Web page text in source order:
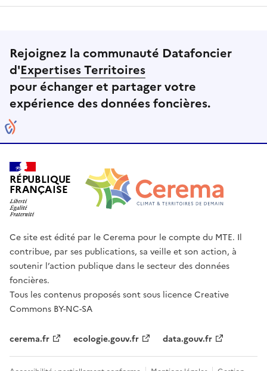
Rejoignez la communauté Datafoncier
d'Expertises Territoires
pour échanger et partager votre
expérience des données foncières.
RÉPUBLIQUE
FRANÇAISE
Ce site est édité par le Cerema pour le compte du MTE. Il
contribue, par ses publications, sa veille et son action, à
soutenir l’action publique dans le secteur des données
foncières.
Tous les contenus proposés sont sous licence Creative
Commons BY-NC-SA
cerema.fr ecologie.gouv.fr data.gouv.fr